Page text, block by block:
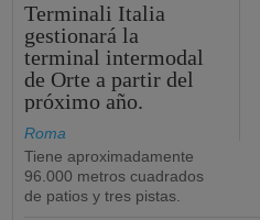
Terminali Italia
gestionará la
terminal intermodal
de Orte a partir del
próximo año.
Roma
Tiene aproximadamente
96.000 metros cuadrados
de patios y tres pistas.